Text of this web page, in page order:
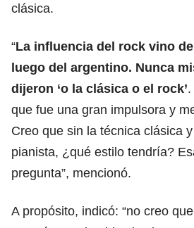
clásica.
“La influencia del rock vino
luego del argentino. Nunca
dijeron ‘o la clásica o el rock’
que fue una gran impulsora y
Creo que sin la técnica clásica
pianista, ¿qué estilo tendría?
pregunta”, mencionó.
A propósito, indicó: “no creo